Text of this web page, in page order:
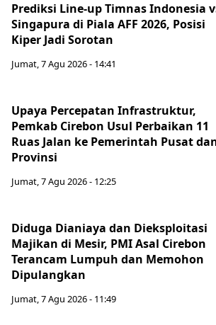
Prediksi Line-up Timnas Indonesia
Singapura di Piala AFF 2026, Posisi
Kiper Jadi Sorotan
Jumat, 7 Agu 2026 - 14:41
Upaya Percepatan Infrastruktur,
Pemkab Cirebon Usul Perbaikan 11
Ruas Jalan ke Pemerintah Pusat
Provinsi
Jumat, 7 Agu 2026 - 12:25
Diduga Dianiaya dan Dieksploitasi
Majikan di Mesir, PMI Asal Cirebon
Terancam Lumpuh dan Memohon
Dipulangkan
Jumat, 7 Agu 2026 - 11:49